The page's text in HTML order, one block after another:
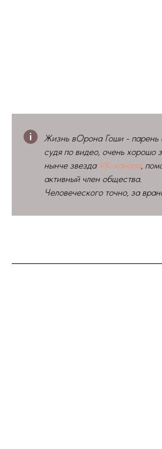
Жизнь вОрона Гоши - парень
судя по видео, очень хорошо
нынче звезда VK-канала,
активный член общества.
Человеческого точно, за